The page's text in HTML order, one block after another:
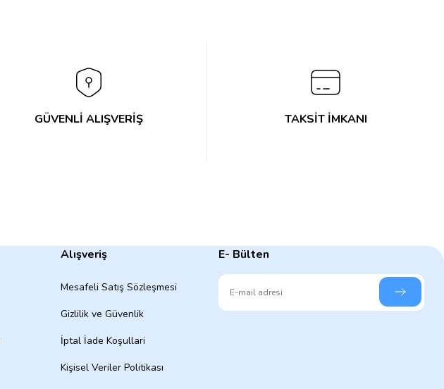
GÜVENLİ ALIŞVERİŞ TAKSİT İMKANI
Alışveriş
Mesafeli Satış Sözleşmesi
Gizlilik ve Güvenlik
İptal İade Koşullari
Kişisel Veriler Politikası
E- Bülten